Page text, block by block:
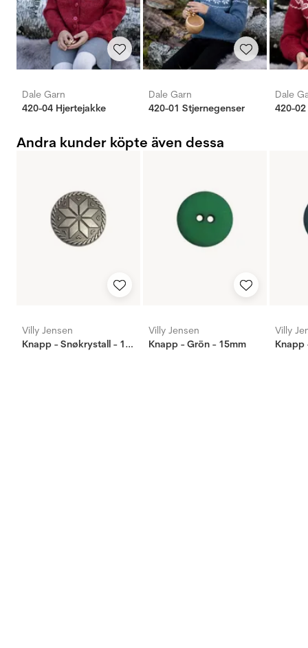
Dale Garn
420-04 Hjertejakke
Dale Garn
420-01 Stjernegenser
Dale
420-
Andra kunder köpte även dessa
Villy Jensen
Knapp - Snøkrystall - 18mm
Villy Jensen
Knapp - Grön - 15mm
Villy